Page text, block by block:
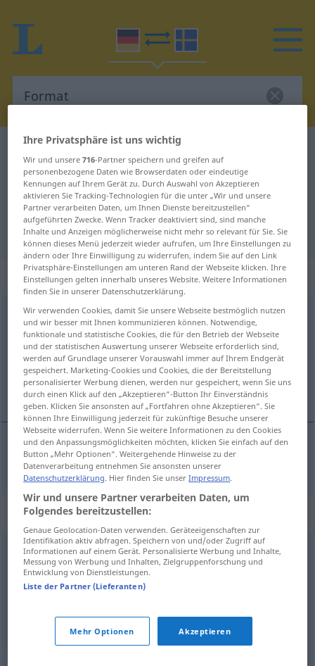
Deutsch-Schwedisch Wörterbuch
Deutsch-Schwedisch Übersetzung
für "Format"
"Format" Schwedisch Übersetzung
„Format“: Neutrum, sächlich
Formatn
Übersicht aller Übersetzungen
(Für mehr Details die Übersetzung anklicken/antippen)
format
formatn Format
Synonyme für "Format"
Gemüt,Temperament,Natur,Naturell,Eigenart,
Charakter,Persönlichkeit,
Größenordnung Ausmaß,Liga (ugs.)
Ihre Privatsphäre ist uns wichtig
Wir und unsere716-Partner speichern und greifen auf
personenbezogene Daten wie Browserdaten oder eindeutige
Kennungen auf Ihrem Gerät zu. Durch Auswahl von Akzeptieren
aktivieren Sie Tracking-Technologien für die unter „Wir und unsere
Partner verarbeiten Daten, um Ihnen Dienste bereitzustellen“
aufgeführten Zwecke. Wenn Tracker deaktiviert sind, sind manche
Inhalte und Anzeigen möglicherweise nicht mehr so relevant für Sie. Sie
können dieses Menü jederzeit wieder aufrufen, um Ihre Einstellungen zu
ändern oder Ihre Einwilligung zu widerrufen, indem Sie auf den Link
Privatsphäre-Einstellungen am unteren Rand der Webseite klicken. Ihre
Einstellungen gelten innerhalb unseres Website. Weitere Informationen
finden Sie in unserer Datenschutzerklärung.
Wir verwenden Cookies, damit Sie unsere Webseite bestmöglich nutzen
und wir besser mit Ihnen kommunizieren können. Notwendige,
funktionale und statistische Cookies, die für den Betrieb der Webseite
und der statistischen Auswertung unserer Webseite erforderlich sind,
werden auf Grundlage unserer Vorauswahl immer auf Ihrem Endgerät
gespeichert. Marketing-Cookies und Cookies, die der Bereitstellung
personalisierter Werbung dienen, werden nur gespeichert, wenn Sie uns
durch einen Klick auf den „Akzeptieren“-Button Ihr Einverständnis
geben. Klicken Sie ansonsten auf „Fortfahren ohne Akzeptieren“. Sie
können Ihre Einwilligung jederzeit für zukünftige Besuche unserer
Webseite widerrufen. Wenn Sie weitere Informationen zu den Cookies
und den Anpassungsmöglichkeiten möchten, klicken Sie einfach auf den
Button „Mehr Optionen“. Weitergehende Hinweise zu der
Datenverarbeitung entnehmen Sie ansonsten unserer
Datenschutzerklärung. Hier finden Sie unserImpressum.
Wir und unsere Partner verarbeiten Daten, um
Folgendes bereitzustellen:
Genaue Geolocation-Daten verwenden. Geräteeigenschaften zur
Identifikation aktiv abfragen. Speichern von und/oder Zugriff auf
Informationen auf einem Gerät. Personalisierte Werbung und Inhalte,
Messung von Werbung und Inhalten, Zielgruppenforschung und
Entwicklung von Dienstleistungen.
Liste der Partner (Lieferanten)
Mehr Optionen Akzeptieren